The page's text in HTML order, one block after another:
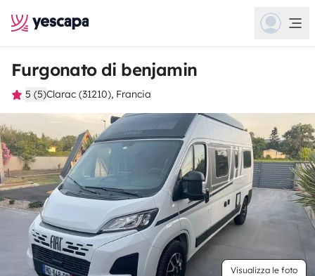
Furgonato di benjamin
5 (5)Clarac (31210), Francia
Visualizza le foto